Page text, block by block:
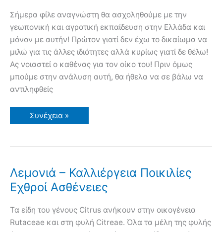
Σήμερα φίλε αναγνώστη θα ασχοληθούμε με την
γεωπονική και αγροτική εκπαίδευση στην Ελλάδα και
μόνον με αυτήν! Πρώτον γιατί δεν έχω το δικαίωμα να
μιλώ για τις άλλες ιδιότητες αλλά κυρίως γιατί δε θέλω!
Ας νοιαστεί ο καθένας για τον οίκο του! Πριν όμως
μπούμε στην ανάλυση αυτή, θα ήθελα να σε βάλω να
αντιληφθείς
Γεωπονική
και
στην
Συνέχεια »
Λεμονιά – Καλλιέργεια Ποικιλίες
Εχθροί Ασθένειες
Τα είδη του γένους Citrus ανήκουν στην οικογένεια
Rutaceae και στη φυλή Citreae. Όλα τα μέλη της φυλής